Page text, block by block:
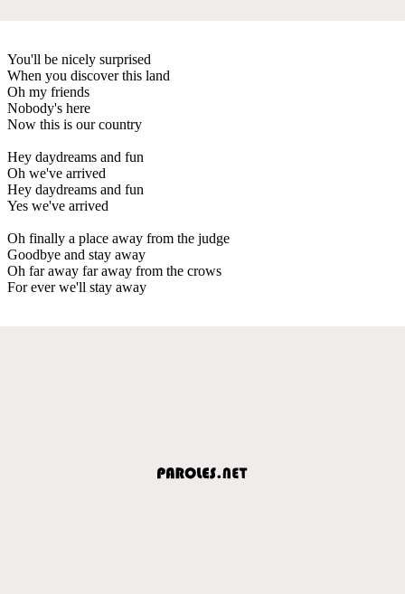
You'll be nicely surprised
When you discover this land
Oh my friends
Nobody's here
Now this is our country
Hey daydreams and fun
Oh we've arrived
Hey daydreams and fun
Yes we've arrived
Oh finally a place away from the judge
Goodbye and stay away
Oh far away far away from the crows
For ever we'll stay away